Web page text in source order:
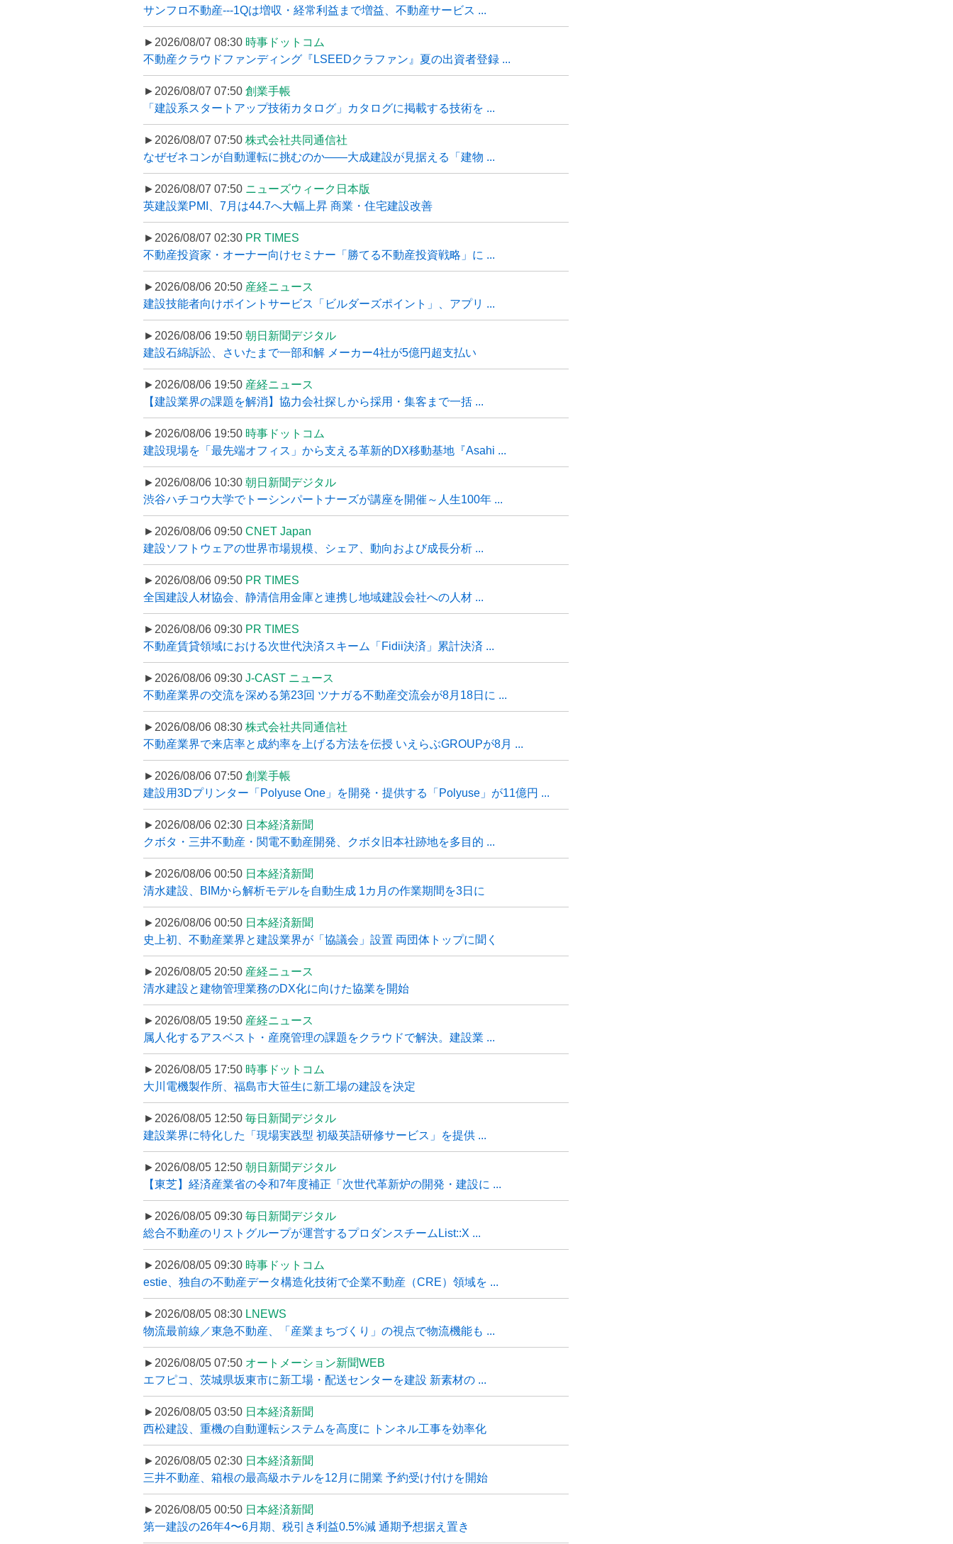
サンフロ不動産---1Qは増収・経常利益まで増益、不動産サービス ...
►2026/08/07 08:30 時事ドットコム
不動産クラウドファンディング『LSEEDクラファン』夏の出資者登録 ...
►2026/08/07 07:50 創業手帳
「建設系スタートアップ技術カタログ」カタログに掲載する技術を ...
►2026/08/07 07:50 株式会社共同通信社
なぜゼネコンが自動運転に挑むのか――大成建設が見据える「建物 ...
►2026/08/07 07:50 ニューズウィーク日本版
英建設業PMI、7月は44.7へ大幅上昇 商業・住宅建設改善
►2026/08/07 02:30 PR TIMES
不動産投資家・オーナー向けセミナー「勝てる不動産投資戦略」に ...
►2026/08/06 20:50 産経ニュース
建設技能者向けポイントサービス「ビルダーズポイント」、アプリ ...
►2026/08/06 19:50 朝日新聞デジタル
建設石綿訴訟、さいたまで一部和解 メーカー4社が5億円超支払い
►2026/08/06 19:50 産経ニュース
【建設業界の課題を解消】協力会社探しから採用・集客まで一括 ...
►2026/08/06 19:50 時事ドットコム
建設現場を「最先端オフィス」から支える革新的DX移動基地『Asahi ...
►2026/08/06 10:30 朝日新聞デジタル
渋谷ハチコウ大学でトーシンパートナーズが講座を開催～人生100年 ...
►2026/08/06 09:50 CNET Japan
建設ソフトウェアの世界市場規模、シェア、動向および成長分析 ...
►2026/08/06 09:50 PR TIMES
全国建設人材協会、静清信用金庫と連携し地域建設会社への人材 ...
►2026/08/06 09:30 PR TIMES
不動産賃貸領域における次世代決済スキーム「Fidii決済」累計決済 ...
►2026/08/06 09:30 J-CAST ニュース
不動産業界の交流を深める第23回 ツナガる不動産交流会が8月18日に ...
►2026/08/06 08:30 株式会社共同通信社
不動産業界で来店率と成約率を上げる方法を伝授 いえらぶGROUPが8月 ...
►2026/08/06 07:50 創業手帳
建設用3Dプリンター「Polyuse One」を開発・提供する「Polyuse」が11億円 ...
►2026/08/06 02:30 日本経済新聞
クボタ・三井不動産・関電不動産開発、クボタ旧本社跡地を多目的 ...
►2026/08/06 00:50 日本経済新聞
清水建設、BIMから解析モデルを自動生成 1カ月の作業期間を3日に
►2026/08/06 00:50 日本経済新聞
史上初、不動産業界と建設業界が「協議会」設置 両団体トップに聞く
►2026/08/05 20:50 産経ニュース
清水建設と建物管理業務のDX化に向けた協業を開始
►2026/08/05 19:50 産経ニュース
属人化するアスベスト・産廃管理の課題をクラウドで解決。建設業 ...
►2026/08/05 17:50 時事ドットコム
大川電機製作所、福島市大笹生に新工場の建設を決定
►2026/08/05 12:50 毎日新聞デジタル
建設業界に特化した「現場実践型 初級英語研修サービス」を提供 ...
►2026/08/05 12:50 朝日新聞デジタル
【東芝】経済産業省の令和7年度補正「次世代革新炉の開発・建設に ...
►2026/08/05 09:30 毎日新聞デジタル
総合不動産のリストグループが運営するプロダンスチームList::X ...
►2026/08/05 09:30 時事ドットコム
estie、独自の不動産データ構造化技術で企業不動産（CRE）領域を ...
►2026/08/05 08:30 LNEWS
物流最前線／東急不動産、「産業まちづくり」の視点で物流機能も ...
►2026/08/05 07:50 オートメーション新聞WEB
エフピコ、茨城県坂東市に新工場・配送センターを建設 新素材の ...
►2026/08/05 03:50 日本経済新聞
西松建設、重機の自動運転システムを高度に トンネル工事を効率化
►2026/08/05 02:30 日本経済新聞
三井不動産、箱根の最高級ホテルを12月に開業 予約受け付けを開始
►2026/08/05 00:50 日本経済新聞
第一建設の26年4〜6月期、税引き利益0.5%減 通期予想据え置き